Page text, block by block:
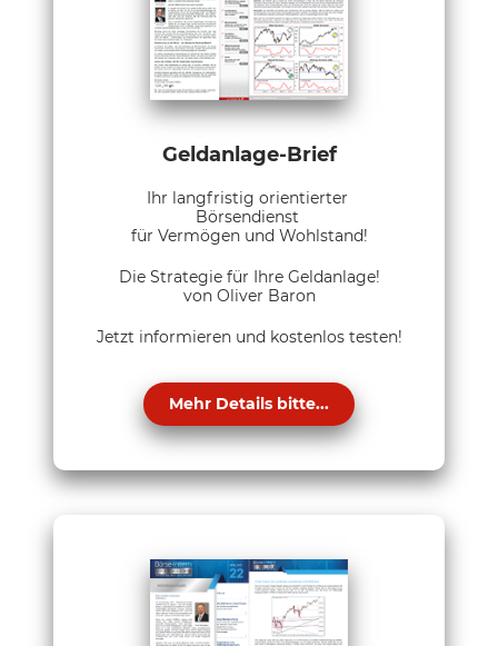
Geldanlage-Brief
Ihr langfristig orientierter
Börsendienst
für Vermögen und Wohlstand!
Die Strategie für Ihre Geldanlage!
von Oliver Baron
Jetzt informieren und kostenlos testen!
Mehr Details bitte...